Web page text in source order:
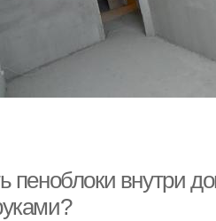
пеноблоки внутри